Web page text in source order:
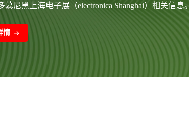
慕尼黑上海电子展（electronica Shanghai）相关信息。
情